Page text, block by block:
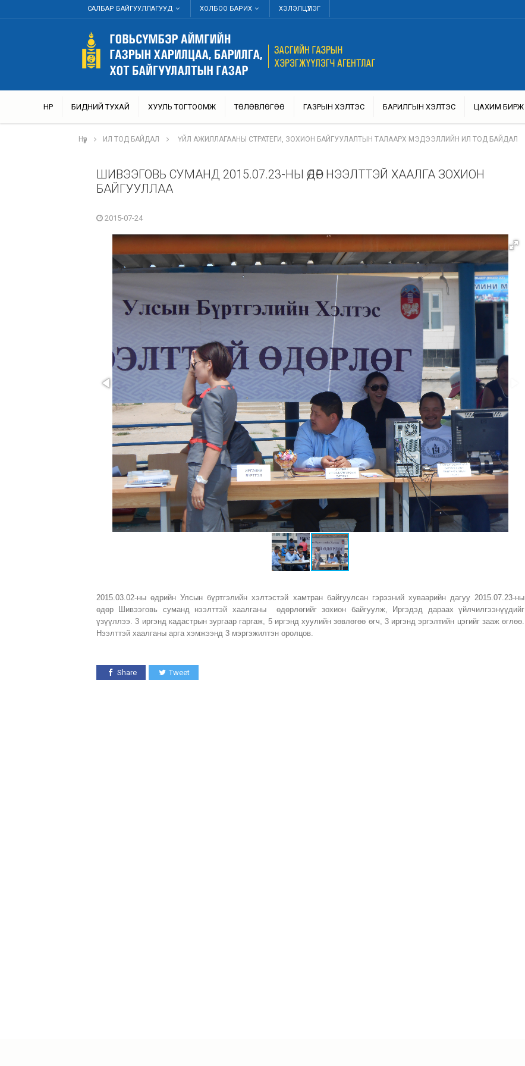
САЛБАР БАЙГУУЛЛАГУУД ХОЛБОО БАРИХ ХЭЛЭЛЦҮҮЛЭГ
НҮҮР БИДНИЙ ТУХАЙ ХУУЛЬ ТОГТООМЖ ТӨЛӨВЛӨГӨӨ ГАЗРЫН ХЭЛТЭС БАРИЛГЫН ХЭЛТЭС ЦАХИМ БИРЖ
Нүүр ИЛ ТОД БАЙДАЛ ҮЙЛ АЖИЛЛАГААНЫ СТРАТЕГИ, ЗОХИОН БАЙГУУЛАЛТЫН ТАЛААРХ МЭДЭЭЛЛИЙН ИЛ ТОД БАЙДАЛ
ШИВЭЭГОВЬ СУМАНД 2015.07.23-НЫ ӨДӨР НЭЭЛТТЭЙ ХААЛГА ЗОХИОН
БАЙГУУЛЛАА
2015-07-24
2015.03.02-ны өдрийн Улсын бүртгэлийн хэлтэстэй хамтран байгуулсан гэрээний хуваарийн дагуу 2015.07.23-ны
өдөр Шивээговь суманд нээлттэй хаалганы өдөрлөгийг зохион байгуулж, Иргэдэд дараах үйлчилгээнүүдийг
үзүүллээ. 3 иргэнд кадастрын зургаар гаргаж, 5 иргэнд хуулийн зөвлөгөө өгч, 3 иргэнд эргэлтийн цэгийг зааж өглөө.
Нээлттэй хаалганы арга хэмжээнд 3 мэргэжилтэн оролцов.
Share Tweet